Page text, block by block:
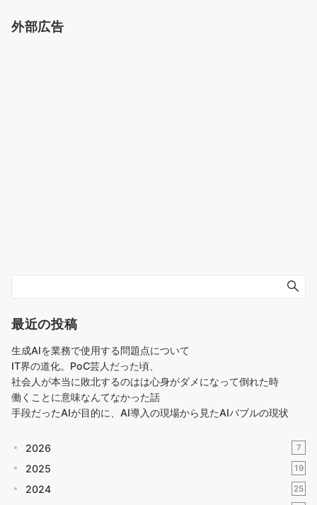
外部広告
最近の投稿
生成AIを業務で使用する問題点について
IT界の道化。PoC芸人だった頃、
社会人が本当に敗北するのはは心身がダメになって倒れた時
働くことに意味なんてなかった話
手段だったAIが目的に、AI導入の現場から見たAIバブルの現状
2026 7
2025 19
2024 25